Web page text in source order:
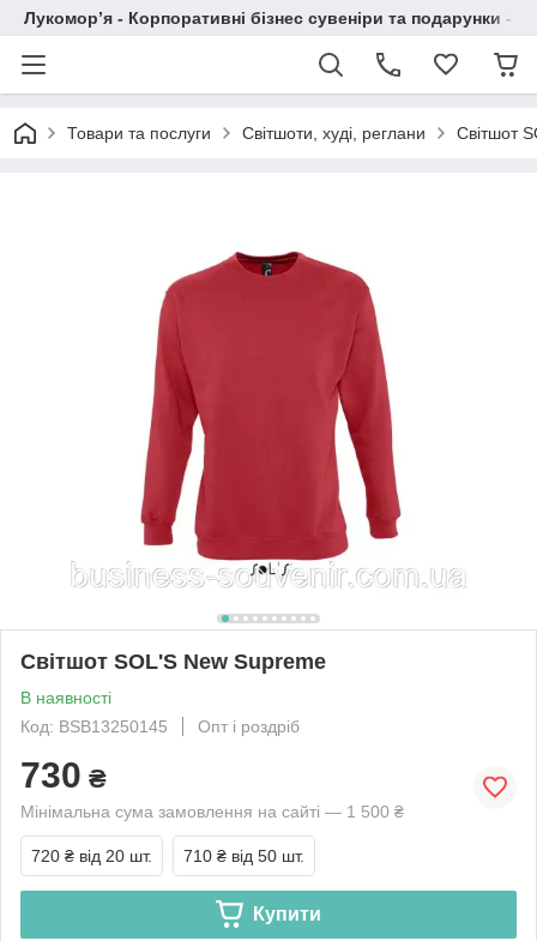
Лукомор’я - Корпоративні бізнес сувеніри та подарунки -
Товари та послуги Світшоти, худі, реглани Світшот
Світшот SOL'S New Supreme
В наявності
Код: BSB13250145
Опт і роздріб
730 ₴
Мінімальна сума замовлення на сайті — 1 500 ₴
720 ₴ від 20 шт. 710 ₴ від 50 шт.
Купити